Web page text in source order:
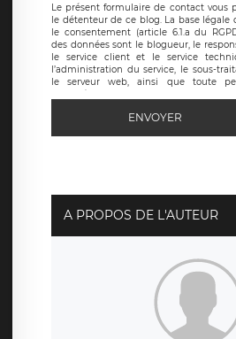
Le présent formulaire de contact vous
le détenteur de ce blog. La base
le consentement (article 6.1.a du
des données sont le blogueur, le
le service client et le service
l’administration du service, le sous-
le serveur web, ainsi que toute
autorisée. Le formulaire de
basé en France et offrant des
limitation du traitement relatif à vos
données. Vous pouvez exercer ces
de traitement est la société
Sédar Senghor, joignable à
responsabledetraitement@legavox.fr.
le droit d’introduire une réclamation
ENVOYER
A PROPOS DE L'AUTEUR